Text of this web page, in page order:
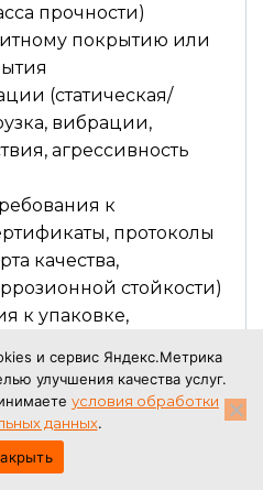
прочности)
покрытию или
(статическая/
вибрации,
агрессивность
к
протоколы
качества,
стойкости)
к упаковке,
консервации
ваше
при необходимости
параметров
и сервис Яндекс.Метрика
улучшения качества услуг.
условия обработки
данных.